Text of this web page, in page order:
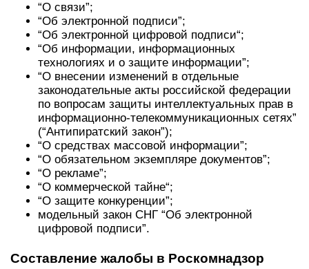
“О связи”;
“Об электронной подписи”;
“Об электронной цифровой подписи“;
“Об информации, информационных
технологиях и о защите информации”;
“О внесении изменений в отдельные
законодательные акты российской федерации
по вопросам защиты интеллектуальных прав в
информационно-телекоммуникационных сетях”
(“Антипиратский закон”);
“О средствах массовой информации”;
“О обязательном экземпляре документов”;
“О рекламе”;
“О коммерческой тайне“;
“О защите конкуренции”;
модельный закон СНГ “Об электронной
цифровой подписи”.
Составление жалобы в Роскомнадзор